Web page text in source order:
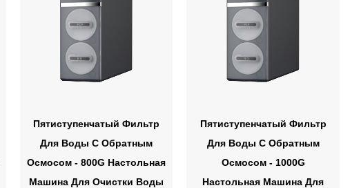
Пятиступенчатый Фильтр
Для Воды С Обратным
Осмосом - 800G Настольная
Машина Для Очистки Воды
Пятиступенчатый Фильтр
Для Воды С Обратным
Осмосом - 1000G
Настольная Машина Для